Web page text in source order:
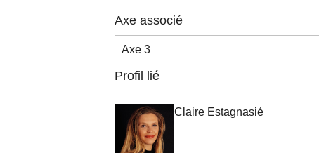
Axe associé
Axe 3
Profil lié
Claire Estagnasié